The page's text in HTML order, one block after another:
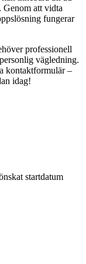
Genom att vidta
fungerar
professionell
vägledning.
kontaktformulär –
idag!
startdatum